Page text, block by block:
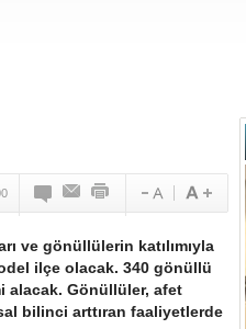
ve gönüllülerin katılımıyla
ilçe olacak. 340 gönüllü
alacak. Gönüllüler, afet
bilinci arttıran faaliyetlerde